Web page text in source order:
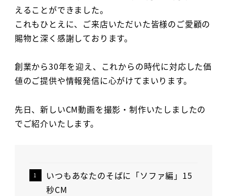
えることができました。
これもひとえに、ご来店いただいた皆様のご愛顧の
賜物と深く感謝しております。
創業から30年を迎え、これからの時代に対応した価
値のご提供や情報発信に心がけてまいります。
先日、新しいCM動画を撮影・制作いたしましたの
でご紹介いたします。
いつもあなたのそばに「ソファ編」15
秒CM